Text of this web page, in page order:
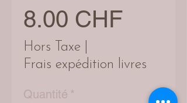
8.00 CHFPrix
Hors Taxe
Frais expédition livres
Quantité *